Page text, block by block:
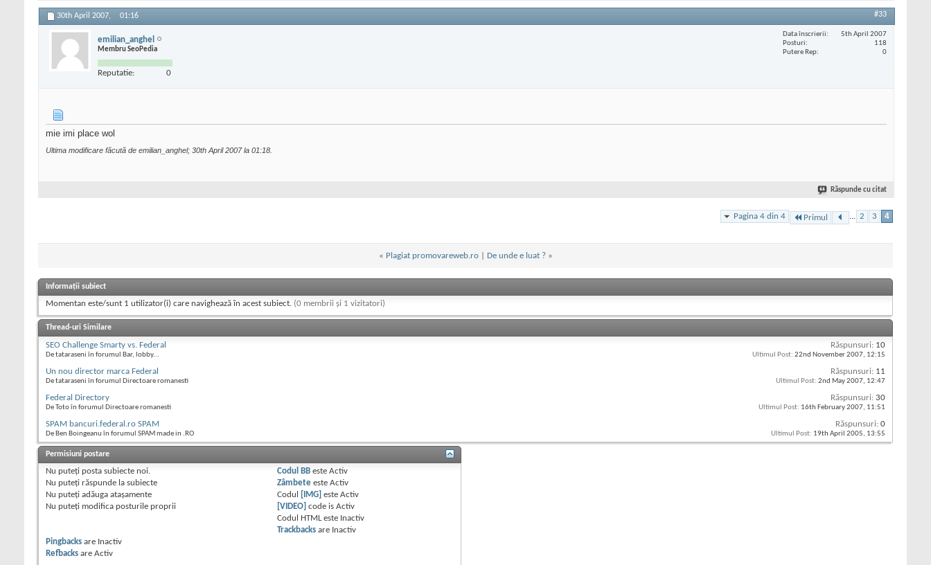
30th April 2007, 01:16 #33
emilian_anghel
Membru SeoPedia
Reputatie: 0
Data înscrierii
5th April 2007
Posturi
118
Putere Rep
0
mie imi place wol
Ultima modificare făcută de emilian_anghel; 30th April 2007 la 01:18
Răspunde cu citat
Pagina 4 din 4 Primul ... 2 3 4
« Plagiat promovareweb.ro| De unde e luat ? »
Informații subiect
Momentan este/sunt 1 utilizator(i) care navighează în acest subiect. (0 membrii și 1 vizitatori)
Thread-uri Similare
SEO Challenge Smarty vs. Federal
De tataraseni în forumul Bar, lobby...
Răspunsuri: 10
Ultimul Post: 22nd November 2007, 12:15
Un nou director marca Federal
De tataraseni în forumul Directoare romanesti
Răspunsuri: 11
Ultimul Post: 2nd May 2007, 12:47
Federal Directory
De Toto în forumul Directoare romanesti
Răspunsuri: 30
Ultimul Post: 16th February 2007, 11:51
SPAM bancuri.federal.ro SPAM
De Ben Boingeanu în forumul SPAM made in .RO
Răspunsuri: 0
Ultimul Post: 19th April 2005, 13:55
Permisiuni postare
Nu puteţi posta subiecte noi.
Nu puteţi răspunde la subiecte
Nu puteţi adăuga ataşamente
Nu puteţi modifica posturile proprii
Codul BB esteActiv
Zâmbete esteActiv
Codul
[IMG] esteActiv
[VIDEO] code isActiv
Codul HTML este Inactiv
Trackbacks are Inactiv
Pingbacks are Inactiv
Refbacks are Activ